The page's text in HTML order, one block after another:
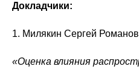
Докладчики:
1. Милякин Сергей
«Оценка влияния